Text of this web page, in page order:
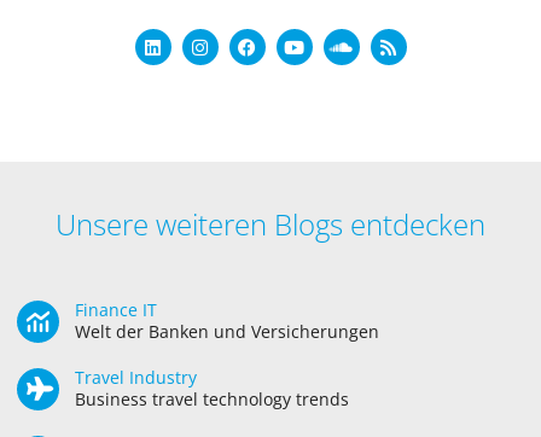
Unsere weiteren Blogs entdecken
Finance IT
Welt der Banken und Versicherungen
Travel Industry
Business travel technology trends